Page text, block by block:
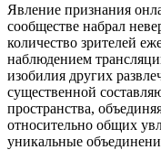
Явление признания
сообществе набрал
количество зрителей
наблюдением
изобилия других
существенной
пространства,
относительно общих
уникальные